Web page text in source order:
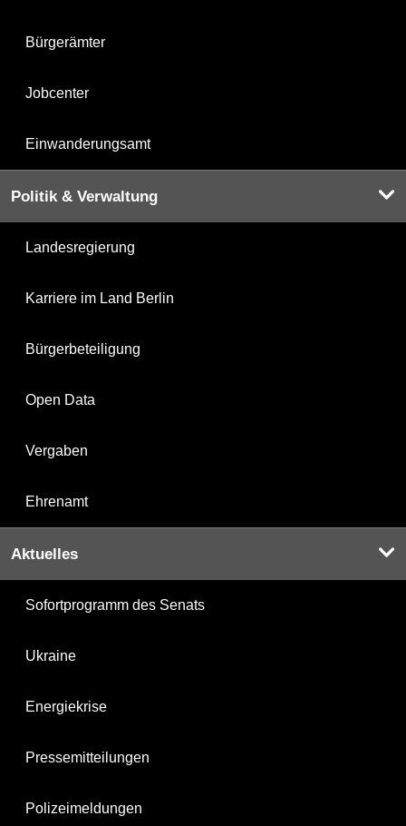
Bürgerämter
Jobcenter
Einwanderungsamt
Politik & Verwaltung
Landesregierung
Karriere im Land Berlin
Bürgerbeteiligung
Open Data
Vergaben
Ehrenamt
Aktuelles
Sofortprogramm des Senats
Ukraine
Energiekrise
Pressemitteilungen
Polizeimeldungen